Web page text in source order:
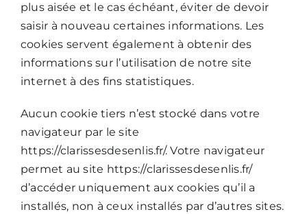
plus aisée et le cas échéant, éviter de devoir
saisir à nouveau certaines informations. Les
cookies servent également à obtenir des
informations sur l’utilisation de notre site
internet à des fins statistiques.
Aucun cookie tiers n’est stocké dans votre
navigateur par le site
https://clarissesdesenlis.fr/. Votre navigateur
permet au site https://clarissesdesenlis.fr/
d’accéder uniquement aux cookies qu’il a
installés, non à ceux installés par d’autres sites.